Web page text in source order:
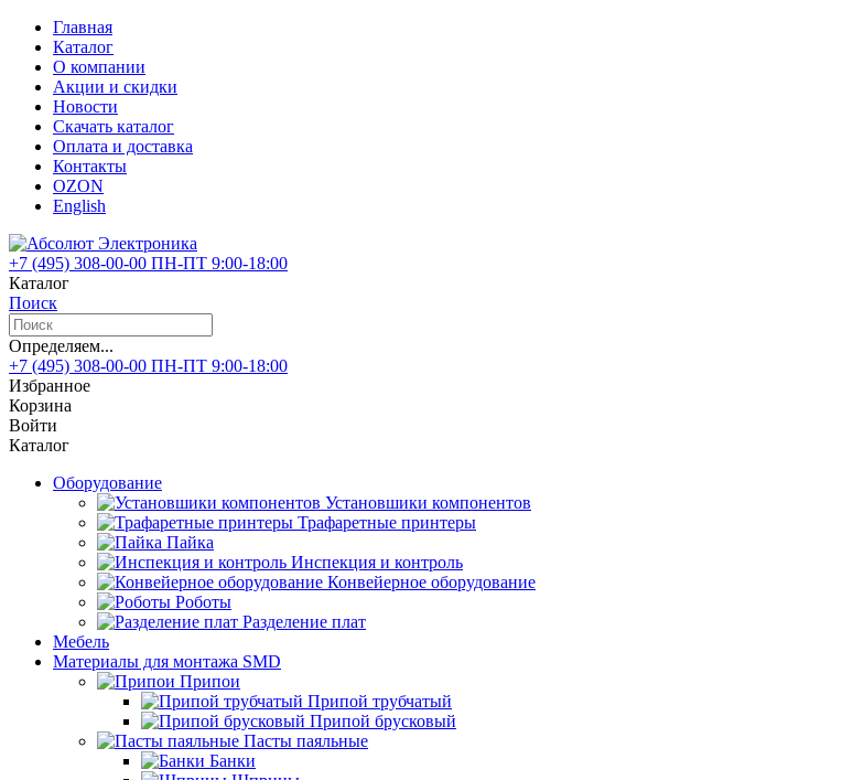
Главная
Каталог
О компании
Акции и скидки
Новости
Скачать каталог
Оплата и доставка
Контакты
OZON
English
+7 (495) 308-00-00 ПН-ПТ 9:00-18:00
Каталог
Поиск
Определяем...
+7 (495) 308-00-00 ПН-ПТ 9:00-18:00
Избранное
Корзина
Войти
Каталог
Оборудование
Установшики компонентов
Трафаретные принтеры
Пайка
Инспекция и контроль
Конвейерное оборудование
Роботы
Разделение плат
Мебель
Материалы для монтажа SMD
Припои
Припой трубчатый
Припой брусковый
Пасты паяльные
Банки